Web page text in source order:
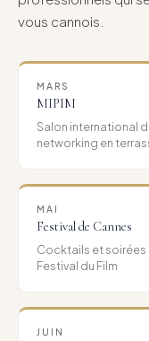
vous cannois.
MARS
MIPIM
Salon international
networking en
MAI
Festival de Cannes
Cocktails et
Festival du Film
JUIN